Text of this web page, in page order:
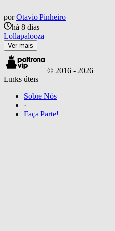
por Otavio Pinheiro
há 8 dias
Lollapalooza
Ver mais
© 2016 - 2026
Links úteis
Sobre Nós
·
Faça Parte!